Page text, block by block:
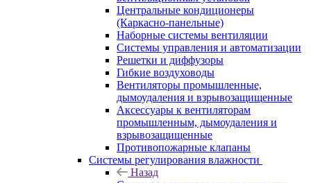
Центральные кондиционеры
(Каркасно-панельные)
Наборные системы вентиляции
Системы управления и автоматизации
Решетки и диффузоры
Гибкие воздуховоды
Вентиляторы промышленные,
дымоудаления и взрывозащищенные
Аксессуары к вентиляторам
промышленным, дымоудаления и
взрывозащищенные
Противопожарные клапаны
Системы регулирования влажности
Назад